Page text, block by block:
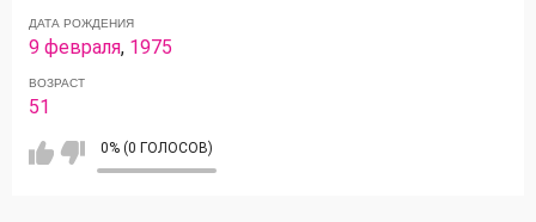
ДАТА РОЖДЕНИЯ
9 февраля, 1975
ВОЗРАСТ
51
0% (0 ГОЛОСОВ)